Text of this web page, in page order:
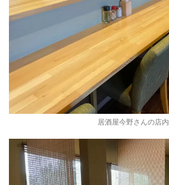
居酒屋今野さんの店内